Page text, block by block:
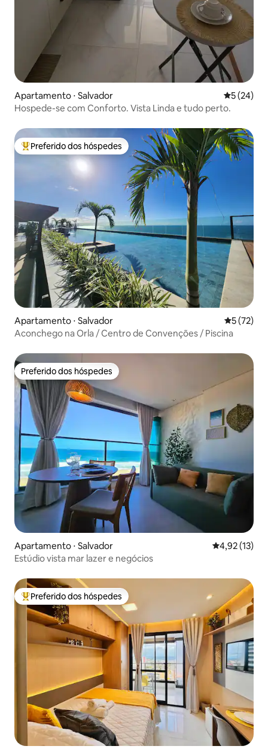
Apartamento ⋅ Salvador 5 de uma
5 (24)
Hospede-se com Conforto. Vista Linda e tudo perto.
Entre os melhores preferidos dos hóspedes
Preferido dos hóspedes
Apartamento ⋅ Salvador 5 de uma
5 (72)
Aconchego na Orla / Centro de Convenções / Piscina
Preferido dos hóspedes
Preferido dos hóspedes
Apartamento ⋅ Salvador 4,92 de uma
4,92 (13)
Estúdio vista mar lazer e negócios
Entre os melhores preferidos dos hóspedes
Preferido dos hóspedes